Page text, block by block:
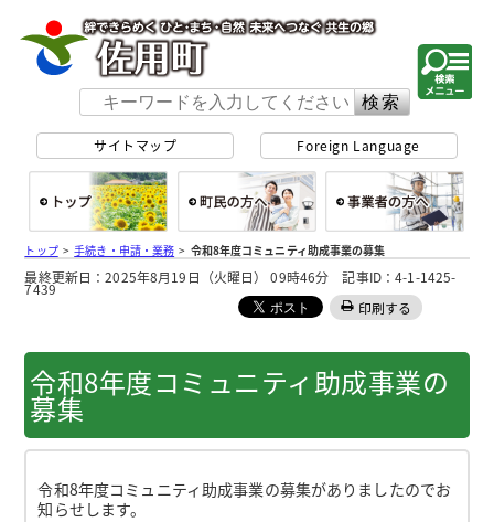
サイトマップ Foreign Language
総合トップ 町民の方へ
トップ>手続き・申請・業務 > 令和8年度コミュニティ助成事業の募集
最終更新日：2025年8月19日（火曜日） 09時46分 記事ID：4-1-1425-
7439
印刷する
令和8年度コミュニティ助成事業の
募集
令和8年度コミュニティ助成事業の募集がありましたのでお
知らせします。